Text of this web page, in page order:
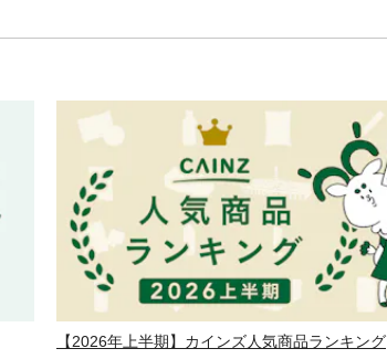
【2026年上半期】カインズ人気商品ランキング